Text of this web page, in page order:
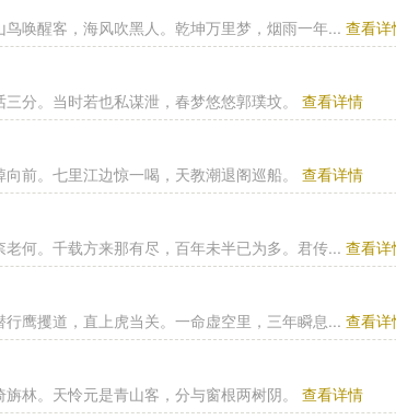
鸟唤醒客，海风吹黑人。乾坤万里梦，烟雨一年...查看详
三分。当时若也私谋泄，春梦悠悠郭璞坟。查看详情
向前。七里江边惊一喝，天教潮退阁巡船。查看详情
老何。千载方来那有尽，百年未半已为多。君传...查看详
行鹰攫道，直上虎当关。一命虚空里，三年瞬息...查看详
旃林。天怜元是青山客，分与窗根两树阴。查看详情